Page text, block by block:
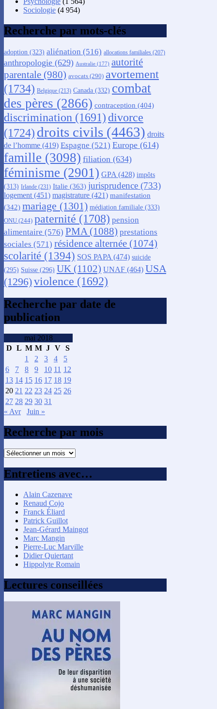
Sociologie (4 954)
Recherche par mots-clés
adoption (323) aliénation (516) allocations familiales (207)
anthropologie (629) Australie (177) autorité
parentale (980) avocats (290) avortement
(1734) Belgique (213) Canada (332) combat
des pères (2866) contraception (404)
discrimination (1691) divorce
(1724) droits civils (4463) droits
de l’homme (419) Espagne (521) Europe (614)
famille (3098) filiation (634)
féminisme (2901) GPA (428) impôts
(313) Irlande (231) Italie (363) jurisprudence (733)
logement (451) magistrature (421) manifestation
(342) mariage (1301) médiation familiale (333)
ONU (244) paternité (1708) pension
alimentaire (576) PMA(1088) prestations
sociales (571) résidence alternée (1074)
scolarité (1394) SOS PAPA(474) suicide
(295) Suisse (296) UK (1102) UNAF (464) USA
(1296)violence (1692)
Recherche par date de
publication
mai 2018
D L M M J V S
1
2 3 4
5
6
7 8 9 10 11 12
13 14 15 16 17 18 19
20 21 22 23 24 25 26
27 28 29 30 31
« Avr
Juin »
Recherche par mois
Recherche
mois
Entretiens avec…
Alain Cazenave
Renaud Cojo
Franck Éliard
Patrick Guillot
Jean-Gérard Maingot
Marc Mangin
Pierre-Luc Marville
Didier Quiertant
Hippolyte Romain
Lectures conseillées